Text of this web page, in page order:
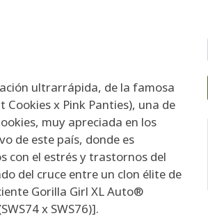
ultrarrápida, de la famosa
Cookies x Pink Panties), una de
muy apreciada en los
de este país, donde es
con el estrés y trastornos del
del cruce entre un clon élite de
Gorilla Girl XL Auto®
x SWS76)].